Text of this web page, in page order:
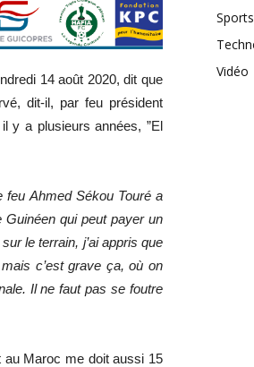
14 août 2020, dit que
dit-il, par feu président
y a plusieurs années, ”El
Ahmed Sékou Touré a
qui peut payer un
le terrain, j’ai appris que
c’est grave ça, où on
Il ne faut pas se foutre
au Maroc me doit aussi 15
Sports
Vidéo